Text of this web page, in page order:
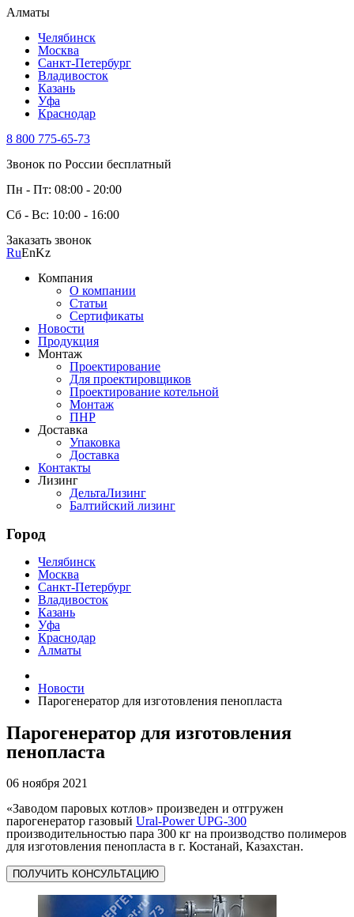
Алматы
Челябинск
Москва
Санкт-Петербург
Владивосток
Казань
Уфа
Краснодар
8 800 775-65-73
Звонок по России бесплатный
Пн - Пт: 08:00 - 20:00
Сб - Вс: 10:00 - 16:00
Заказать звонок
RuEnKz
Компания
О компании
Статьи
Сертификаты
Новости
Продукция
Монтаж
Проектирование
Для проектировщиков
Проектирование котельной
Монтаж
ПНР
Доставка
Упаковка
Доставка
Контакты
Лизинг
ДельтаЛизинг
Балтийский лизинг
Город
Челябинск
Москва
Санкт-Петербург
Владивосток
Казань
Уфа
Краснодар
Алматы
Новости
Парогенератор для изготовления пенопласта
Парогенератор для изготовления
пенопласта
06 ноября 2021
«Заводом паровых котлов» произведен и отгружен
парогенератор газовый Ural-Power UPG-300
производительностью пара 300 кг на производство полимеров
для изготовления пенопласта в г. Костанай, Казахстан.
ПОЛУЧИТЬ КОНСУЛЬТАЦИЮ